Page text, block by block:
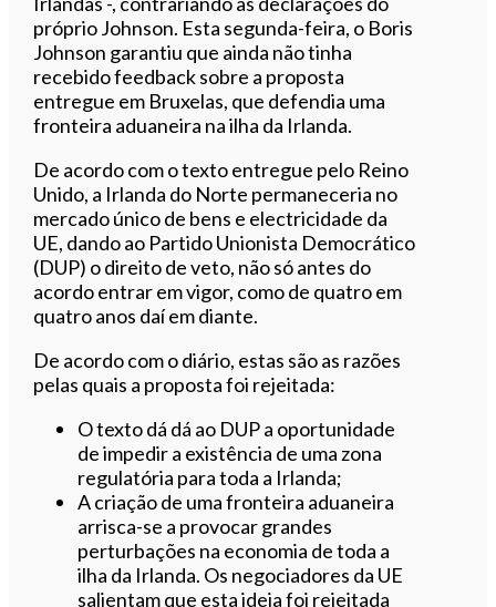
próprio Johnson. Esta segunda-feira, o Boris
Johnson garantiu que ainda não tinha
recebido feedback sobre a proposta
entregue em Bruxelas, que defendia uma
fronteira aduaneira na ilha da Irlanda.
De acordo com o texto entregue pelo Reino
Unido, a Irlanda do Norte permaneceria no
mercado único de bens e electricidade da
UE, dando ao Partido Unionista Democrático
(DUP) o direito de veto, não só antes do
acordo entrar em vigor, como de quatro em
quatro anos daí em diante.
De acordo com o diário, estas são as razões
pelas quais a proposta foi rejeitada:
O texto dá dá ao DUP a oportunidade
de impedir a existência de uma zona
regulatória para toda a Irlanda;
A criação de uma fronteira aduaneira
arrisca-se a provocar grandes
perturbações na economia de toda a
ilha da Irlanda. Os negociadores da UE
salientam que esta ideia foi rejeitada